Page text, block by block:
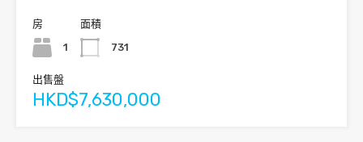
房
1
面積
731
出售盤
HKD$7,630,000